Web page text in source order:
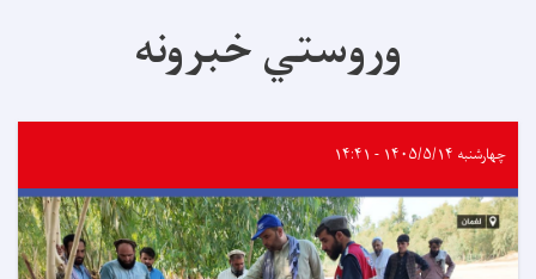
وروستي خبرونه
چهارشنبه ۱۴۰۵/۵/۱۴ - ۱۴:۴۱